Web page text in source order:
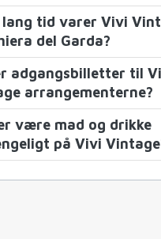
lang tid varer Vivi
del Garda?
adgangsbilletter til
arrangementerne?
være mad og drikke
på Vivi